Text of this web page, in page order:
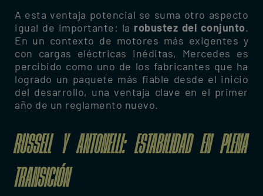
A esta ventaja potencial se suma otro aspecto
igual de importante: la robustez del conjunto.
En un contexto de motores más exigentes y
con cargas eléctricas inéditas, Mercedes es
percibido como uno de los fabricantes que ha
logrado un paquete más fiable desde el inicio
del desarrollo, una ventaja clave en el primer
año de un reglamento nuevo.
RUSSELL Y ANTONELLI: ESTABILIDAD EN PLENA
TRANSICIÓN